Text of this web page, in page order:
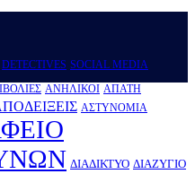
DETECTIVES SOCIAL MEDIA
ΑΝΗΛΙΚΟΙ ΑΠΑΤΗ
ΑΣΤΥΝΟΜΙΑ
ΔΙΑΔΙΚΤΥΟ ΔΙΑΖΥΓΙΟ